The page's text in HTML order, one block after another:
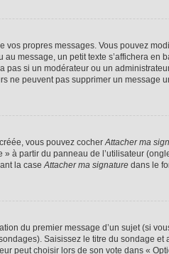
propres messages. Vous pouvez
message, un petit texte s’affichera en
si un modérateur ou un
ne peuvent pas supprimer un message
vous pouvez cocherAttacher ma
» à partir du panneau de l’utilisateur
la caseAttacher ma signature dans le
du premier message d’un sujet (si
Saisissez le titre du sondage
peut choisir lors de son vote dans «